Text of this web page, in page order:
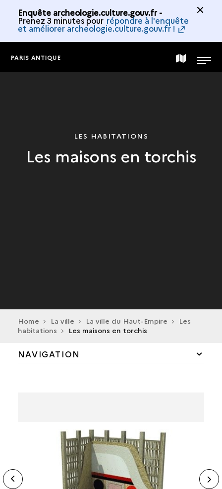
Enquête archeologie.culture.gouv.fr -
Prenez 3 minutes pour répondre à l'enquête
et améliorer archeologie.culture.gouv.fr !
PARIS ANTIQUE CARTE
COLLECTION
MENU
LES HABITATIONS
Les maisons en torchis
Home La ville La ville du Haut-Empire
Les
habitations
Les maisons en torchis
NAVIGATION